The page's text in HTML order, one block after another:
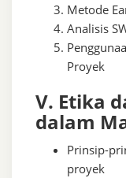
Metode
Analisis
Proyek
V. Etika
dalam
Prinsip-
proyek